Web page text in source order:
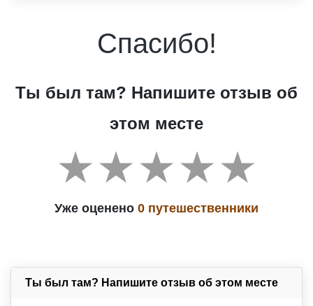
Спасибо!
Ты был там? Напишите отзыв об
этом месте
Уже оценено 0 путешественники
Ты был там? Напишите отзыв об этом месте